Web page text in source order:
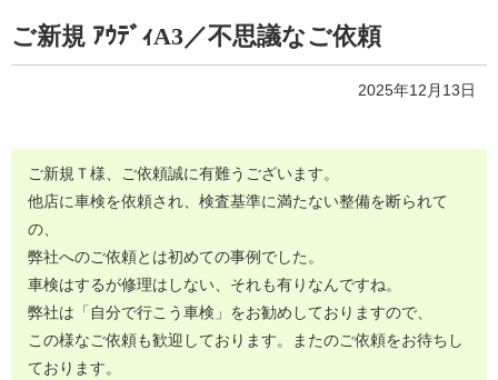
ご新規 ｱｳﾃﾞｨA3／不思議なご依頼
2025年12月13日
ご新規Ｔ様、ご依頼誠に有難うございます。
他店に車検を依頼され、検査基準に満たない整備を断られて
の、
弊社へのご依頼とは初めての事例でした。
車検はするが修理はしない、それも有りなんですね。
弊社は「自分で行こう車検」をお勧めしておりますので、
この様なご依頼も歓迎しております。またのご依頼をお待ちし
ております。